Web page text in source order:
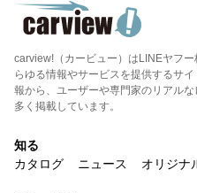
carview!（カービュー）はLINEヤフ
らゆる情報やサービスを提供するサ
報から、ユーザーや専門家のリアル
多く掲載しています。
知る
カタログ
ニュース オリジナ